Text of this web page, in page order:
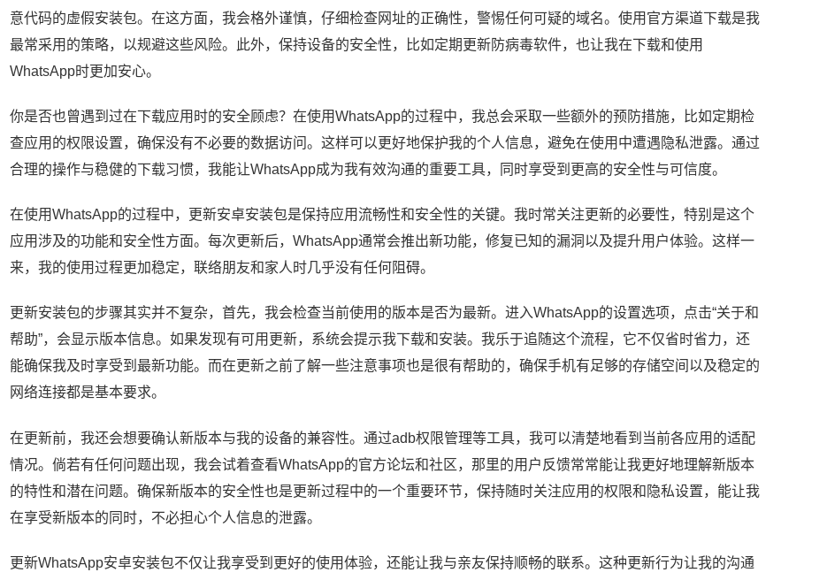
意代码的虚假安装包。在这方面，我会格外谨慎，仔细检查网址的正确性，警惕任何可疑的域名。使用官方渠道下载是我
最常采用的策略，以规避这些风险。此外，保持设备的安全性，比如定期更新防病毒软件，也让我在下载和使用
WhatsApp时更加安心。
你是否也曾遇到过在下载应用时的安全顾虑？在使用WhatsApp的过程中，我总会采取一些额外的预防措施，比如定期检
查应用的权限设置，确保没有不必要的数据访问。这样可以更好地保护我的个人信息，避免在使用中遭遇隐私泄露。通过
合理的操作与稳健的下载习惯，我能让WhatsApp成为我有效沟通的重要工具，同时享受到更高的安全性与可信度。
在使用WhatsApp的过程中，更新安卓安装包是保持应用流畅性和安全性的关键。我时常关注更新的必要性，特别是这个
应用涉及的功能和安全性方面。每次更新后，WhatsApp通常会推出新功能，修复已知的漏洞以及提升用户体验。这样一
来，我的使用过程更加稳定，联络朋友和家人时几乎没有任何阻碍。
更新安装包的步骤其实并不复杂，首先，我会检查当前使用的版本是否为最新。进入WhatsApp的设置选项，点击“关于和
帮助”，会显示版本信息。如果发现有可用更新，系统会提示我下载和安装。我乐于追随这个流程，它不仅省时省力，还
能确保我及时享受到最新功能。而在更新之前了解一些注意事项也是很有帮助的，确保手机有足够的存储空间以及稳定的
网络连接都是基本要求。
在更新前，我还会想要确认新版本与我的设备的兼容性。通过adb权限管理等工具，我可以清楚地看到当前各应用的适配
情况。倘若有任何问题出现，我会试着查看WhatsApp的官方论坛和社区，那里的用户反馈常常能让我更好地理解新版本
的特性和潜在问题。确保新版本的安全性也是更新过程中的一个重要环节，保持随时关注应用的权限和隐私设置，能让我
在享受新版本的同时，不必担心个人信息的泄露。
更新WhatsApp安卓安装包不仅让我享受到更好的使用体验，还能让我与亲友保持顺畅的联系。这种更新行为让我的沟通